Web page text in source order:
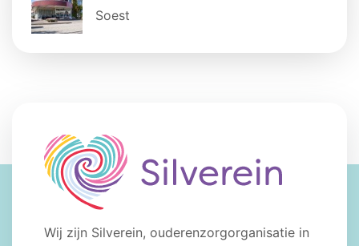
Soest
Wij zijn Silverein, ouderenzorgorganisatie in